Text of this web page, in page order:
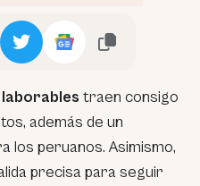
traen consigo
además de un
los peruanos. Asimismo,
precisa para seguir